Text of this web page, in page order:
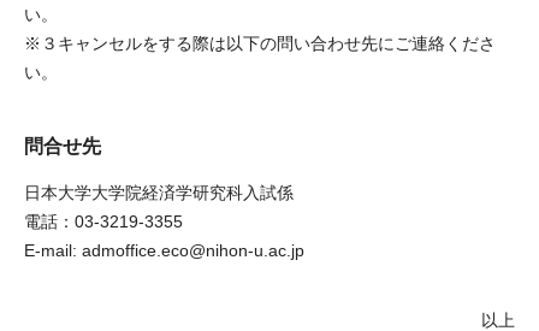
い。
※３キャンセルをする際は以下の問い合わせ先にご連絡くださ
い。
問合せ先
日本大学大学院経済学研究科入試係
電話：03-3219-3355
E-mail: admoffice.eco@nihon-u.ac.jp
以上